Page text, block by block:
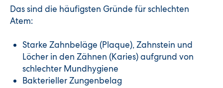
Das sind die häufigsten Gründe für schlechten
Atem:
Starke Zahnbeläge (Plaque), Zahnstein und
Löcher in den Zähnen (Karies) aufgrund von
schlechter Mundhygiene
Bakterieller Zungenbelag